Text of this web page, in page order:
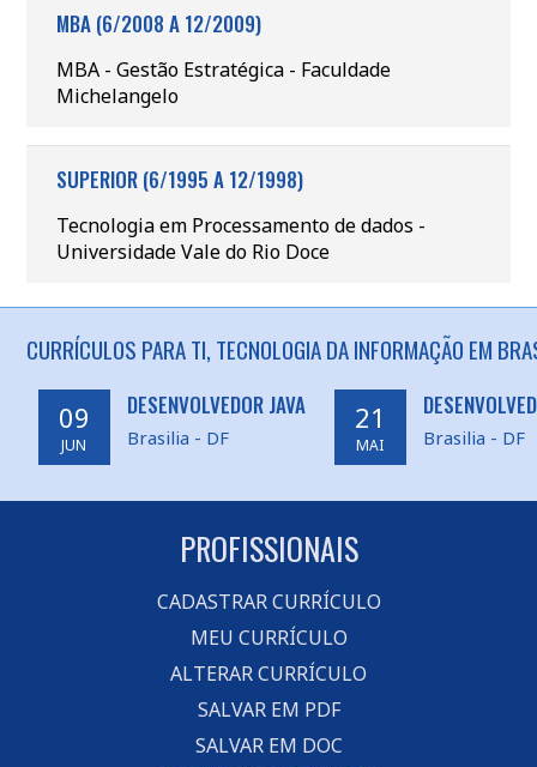
MBA (6/2008 A 12/2009)
MBA - Gestão Estratégica - Faculdade
Michelangelo
SUPERIOR (6/1995 A 12/1998)
Tecnologia em Processamento de dados -
Universidade Vale do Rio Doce
CURRÍCULOS PARA TI, TECNOLOGIA DA INFORMAÇÃO EM
09
JUN
DESENVOLVEDOR JAVA
Brasilia - DF
21
MAI Brasilia - DF
PROFISSIONAIS
CADASTRAR CURRÍCULO
MEU CURRÍCULO
ALTERAR CURRÍCULO
SALVAR EM PDF
SALVAR EM DOC